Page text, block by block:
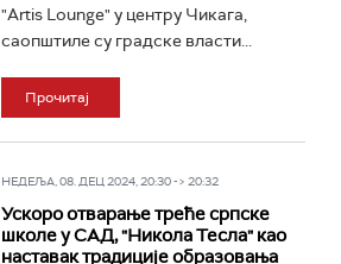
"Artis Lounge" у центру Чикага,
саопштиле су градске власти...
Прочитај
НЕДЕЉА, 08. ДЕЦ 2024, 20:30 -> 20:32
Ускоро отварање треће српске
школе у САД, "Никола Тесла" као
наставак традиције образовања